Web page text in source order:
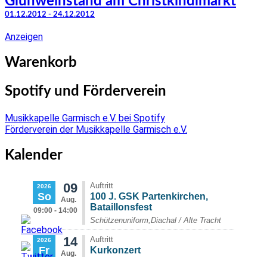
01.12.2012 - 24.12.2012
Anzeigen
Warenkorb
Spotify und Förderverein
Musikkapelle Garmisch e.V. bei Spotify
Förderverein der Musikkapelle Garmisch e.V.
Kalender